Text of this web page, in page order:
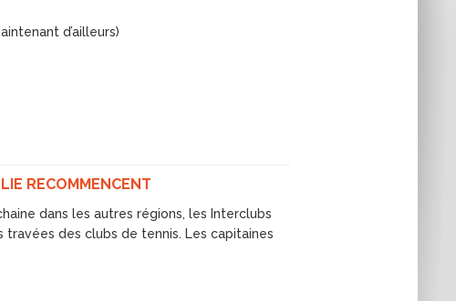
d’ailleurs)
RECOMMENCENT
dans les autres régions, les Interclubs
des clubs de tennis. Les capitaines